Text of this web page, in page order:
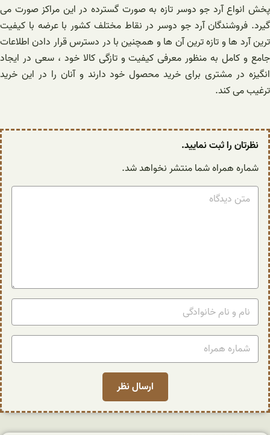
پخش انواع آرد جو دوسر تازه به صورت گسترده در این مراکز صورت می
گیرد. فروشندگان آرد جو دوسر در نقاط مختلف کشور با عرضه با کیفیت
ترین آرد ها و تازه ترین آن ها و همچنین با در دسترس قرار دادن اطلاعات
جامع و کامل به منظور معرفی کیفیت و تازگی کالا خود ، سعی در ایجاد
انگیزه در مشتری برای خرید محصول خود دارند و آنان را در این خرید
ترغیب می کند.
نظرتان را ثبت نمایید.
شماره همراه شما منتشر نخواهد شد.